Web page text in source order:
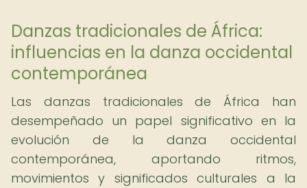
Danzas tradicionales de África:
influencias en la danza occidental
contemporánea
Las danzas tradicionales de África han
desempeñado un papel significativo en la
evolución de la danza occidental
contemporánea, aportando ritmos,
movimientos y significados culturales a la